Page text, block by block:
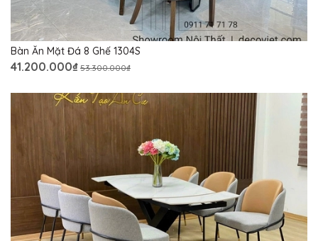
Bàn Ăn Mặt Đá 8 Ghế 1304S
41.200.000₫ 53.300.000₫